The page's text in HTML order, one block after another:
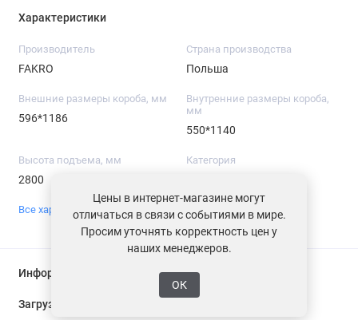
Характеристики
Производитель
FAKRO
Страна производства
Польша
Внешние размеры короба, мм
596*1186
Внутренние размеры короба,
мм
550*1140
Высота подъема, мм
2800
Категория
Все характеристики
Информация о доставке
Загрузка...
Цены в интернет-магазине могут
отличаться в связи с событиями в мире.
Просим уточнять корректность цен у
наших менеджеров.
ОК